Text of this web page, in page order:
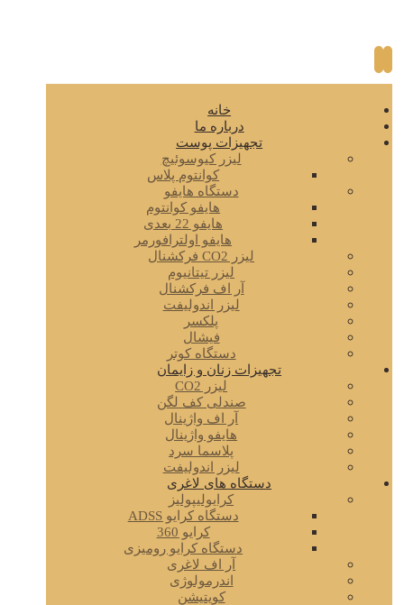
خانه
درباره ما
تجهیزات پوست
لیزر کیوسوئیچ
کوانتوم پلاس
دستگاه هایفو
هایفو کوانتوم
هایفو 22 بعدی
هایفو اولترافورمر
لیزر CO2 فرکشنال
لیزر تیتانیوم
آر اف فرکشنال
لیزر اندولیفت
پلکسر
فیشال
دستگاه کوتر
تجهیزات زنان و زایمان
لیزر CO2
صندلی کف لگن
آر اف واژینال
هایفو واژینال
پلاسما سرد
لیزر اندولیفت
دستگاه های لاغری
کرایولیپولیز
دستگاه کرایو ADSS
کرایو 360
دستگاه کرایو رومیزی
آر اف لاغری
اندرمولوژی
کویتیشن